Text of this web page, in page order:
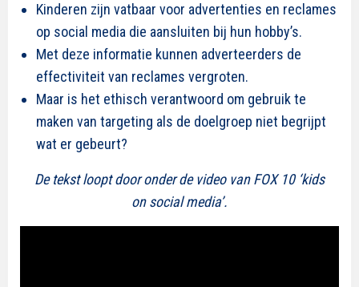
Kinderen zijn vatbaar voor advertenties en reclames
op social media die aansluiten bij hun hobby’s.
Met deze informatie kunnen adverteerders de
effectiviteit van reclames vergroten.
Maar is het ethisch verantwoord om gebruik te
maken van targeting als de doelgroep niet begrijpt
wat er gebeurt?
De tekst loopt door onder de video van FOX 10 ‘kids
on social media’.